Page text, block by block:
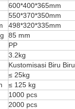
600*400*365mm
550*370*350mm
498*320*335mm
85 mm
PP
3.2kg
Kustomisasi Biru Biru
≤ 25kg
≤ 125 kg
1000 pcs
2000 pcs